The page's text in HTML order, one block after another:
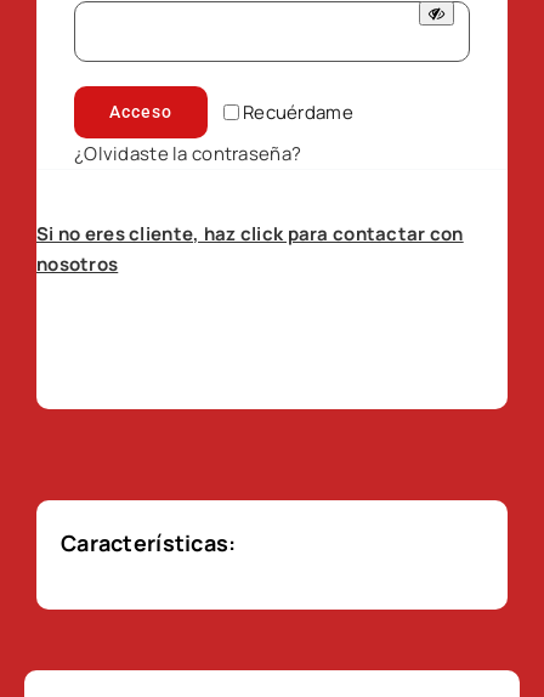
Recuérdame
Acceso
¿Olvidaste la contraseña?
Si no eres cliente, haz click para contactar con
nosotros
Características: